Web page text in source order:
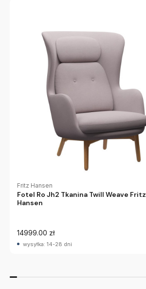
Fritz Hansen
Fotel Ro Jh2 Tkanina Twill Weave Fritz
Hansen
14999.00 zł
wysyłka: 14-28 dni